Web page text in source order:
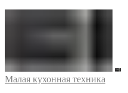
Малая кухонная техника